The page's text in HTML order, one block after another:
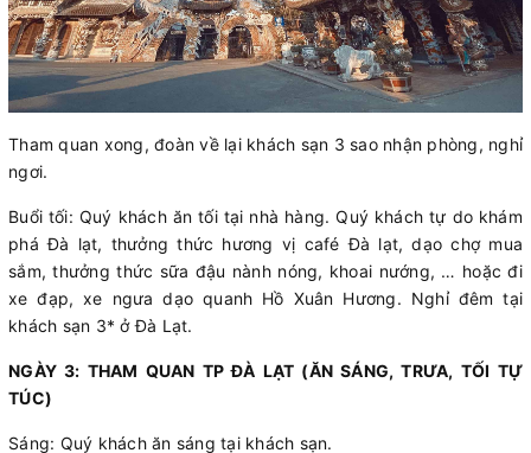
Tham quan xong, đoàn về lại khách sạn 3 sao nhận phòng, nghỉ
ngơi.
Buổi tối: Quý khách ăn tối tại nhà hàng. Quý khách tự do khám
phá Đà lạt, thưởng thức hương vị café Đà lạt, dạo chợ mua
sắm, thưởng thức sữa đậu nành nóng, khoai nướng, … hoặc đi
xe đạp, xe ngưa dạo quanh Hồ Xuân Hương. Nghỉ đêm tại
khách sạn 3* ở Đà Lạt.
NGÀY 3: THAM QUAN TP ĐÀ LẠT (ĂN SÁNG, TRƯA, TỐI TỰ
TÚC)
Sáng: Quý khách ăn sáng tại khách sạn.